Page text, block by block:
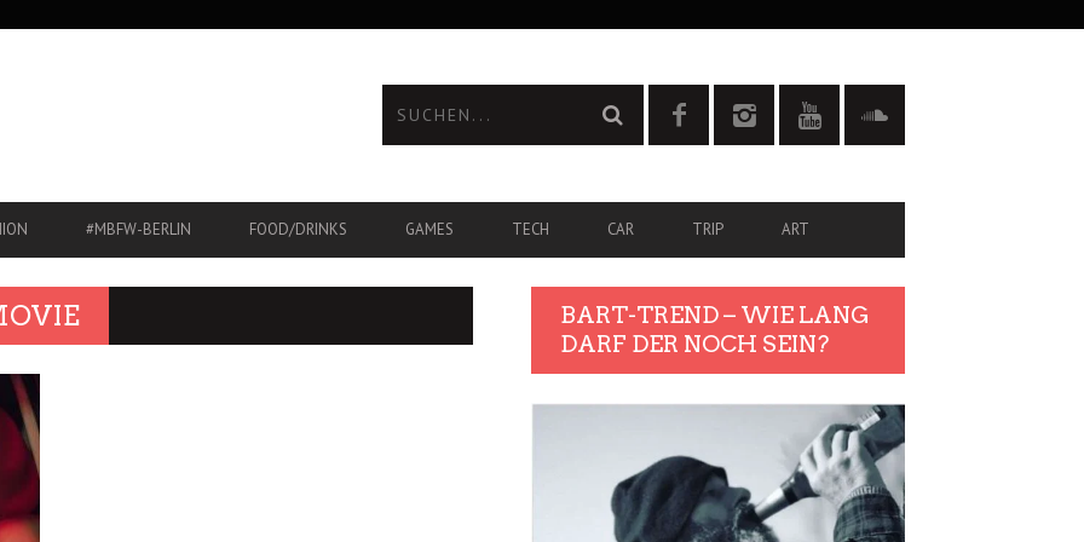
#MBFW-BERLIN FOOD/DRINKS GAMES TECH CAR TRIP ART
BART-TREND – WIE LANG
DARF DER NOCH SEIN?